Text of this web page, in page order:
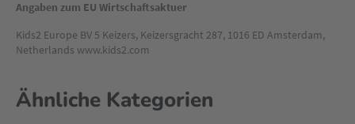
Angaben zum EU Wirtschaftsaktuer
Kids2 Europe BV 5 Keizers, Keizersgracht 287, 1016 ED Amsterdam,
Netherlands www.kids2.com
Ähnliche Kategorien